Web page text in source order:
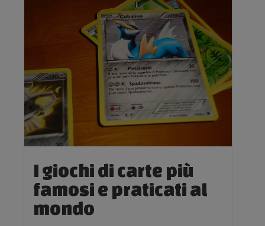
I giochi di carte più
famosi e praticati al
mondo